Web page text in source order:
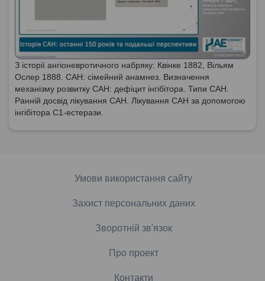
З історії ангіоневротичного набряку: Квінке 1882, Вільям
Ослер 1888. САН: сімейний анамнез. Визначення
механізму розвитку САН: дефіцит інгібітора. Типи САН.
Ранній досвід лікування САН. Лікування САН за допомогою
інгібітора С1-естерази.
Умови використання сайту
Захист персональних даних
Зворотній зв'язок
Про проект
Контакти